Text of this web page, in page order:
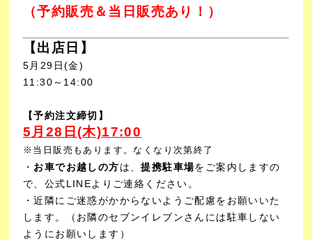
（予約販売＆当日販売あり！）
【出店日】
5 月29 日(金)
11:30～14:00
【予約注文締切】
5月28 日(木)17:00
※当日販売もあります。なくなり次第終了
・ お車でお越しの方は、提携駐車場をご案内しますの
で、公式LINEよりご連絡ください。
・近隣にご迷惑がかからないようご配慮をお願いいた
します。 （お隣のセブンイレブンさんには駐車しない
ようにお願いします）